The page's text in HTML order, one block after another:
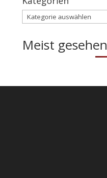
Kategorien
Meist gesehen